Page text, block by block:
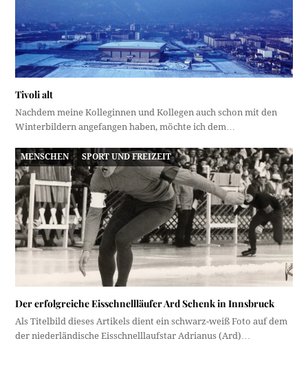
Tivoli alt
Nachdem meine Kolleginnen und Kollegen auch schon mit den
Winterbildern angefangen haben, möchte ich dem…
MENSCHEN SPORT UND FREIZEIT
Der erfolgreiche Eisschnellläufer Ard Schenk in Innsbruck
Als Titelbild dieses Artikels dient ein schwarz-weiß Foto auf dem
der niederländische Eisschnelllaufstar Adrianus (Ard)…